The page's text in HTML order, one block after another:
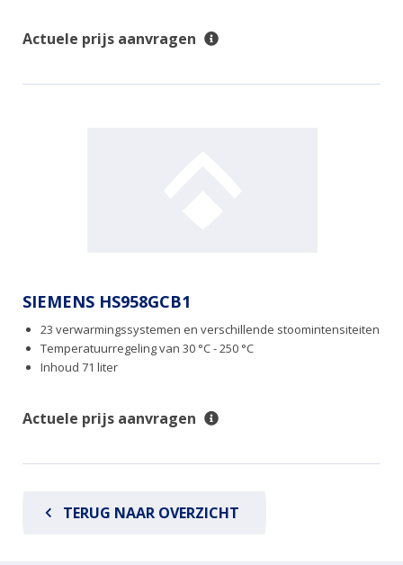
Actuele prijs aanvragen
SIEMENS HS958GCB1
23 verwarmingssystemen en verschillende stoomintensiteiten
Temperatuurregeling van 30 °C - 250 °C
Inhoud 71 liter
Actuele prijs aanvragen
TERUG NAAR OVERZICHT